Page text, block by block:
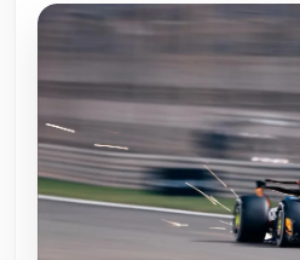
Sivil Toplum Kuruluşları
Kamu Kurumları ve Üst Kurullar
Resmi Reklamlar